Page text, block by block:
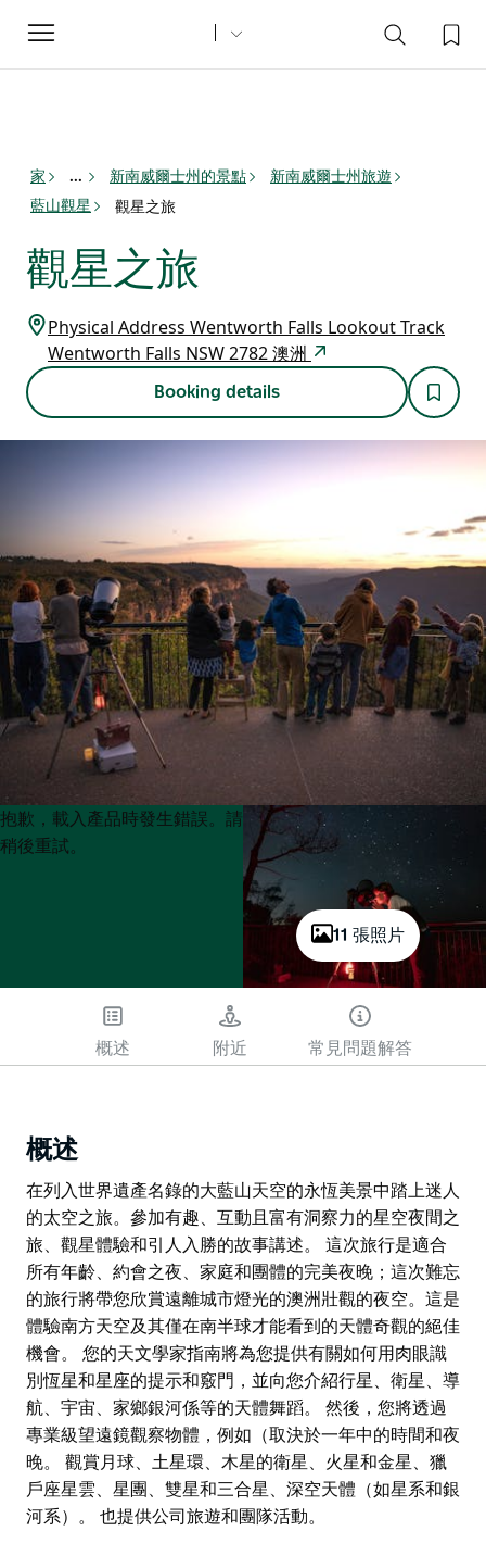
Toggle
navigation
家 ... 新南威爾士州的景點
新南威爾士州旅遊
藍山觀星
觀星之旅
觀星之旅
Physical Address Wentworth Falls Lookout Track
Wentworth Falls NSW 2782 澳洲
Booking details
11 張照片
Product
List
Product
List
抱歉，載入產品時發生錯誤。請
稍後重試。
概述 附近 常見問題解答
概述
在列入世界遺產名錄的大藍山天空的永恆美景中踏上迷人
的太空之旅。參加有趣、互動且富有洞察力的星空夜間之
旅、觀星體驗和引人入勝的故事講述。 這次旅行是適合
所有年齡、約會之夜、家庭和團體的完美夜晚；這次難忘
的旅行將帶您欣賞遠離城市燈光的澳洲壯觀的夜空。這是
體驗南方天空及其僅在南半球才能看到的天體奇觀的絕佳
機會。 您的天文學家指南將為您提供有關如何用肉眼識
別恆星和星座的提示和竅門，並向您介紹行星、衛星、導
航、宇宙、家鄉銀河係等的天體舞蹈。 然後，您將透過
專業級望遠鏡觀察物體，例如（取決於一年中的時間和夜
晚。 觀賞月球、土星環、木星的衛星、火星和金星、獵
戶座星雲、星團、雙星和三合星、深空天體（如星系和銀
河系）。 也提供公司旅遊和團隊活動。